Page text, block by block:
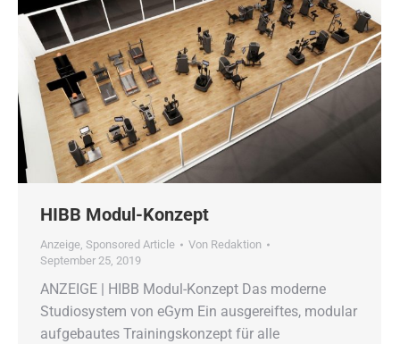
HIBB Modul-Konzept
Anzeige, Sponsored Article Von Redaktion
September 25, 2019
ANZEIGE | HIBB Modul-Konzept Das moderne
Studiosystem von eGym Ein ausgereiftes, modular
aufgebautes Trainingskonzept für alle